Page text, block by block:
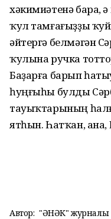
хәкимиәтенә бара,
ҡул тамғағыҙҙы
әйтергә белмәгән
ҡулына ручка
Баҙарға барып
һуңғыһы булды
тауыҡтарының
ятһын. Һатҡан,
Автор: "ҺӘНӘК" журналы